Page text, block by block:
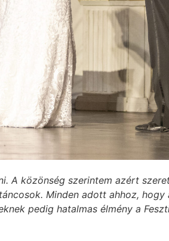
A közönség szerintem azért
Minden adott ahhoz,
pedig hatalmas élmény a